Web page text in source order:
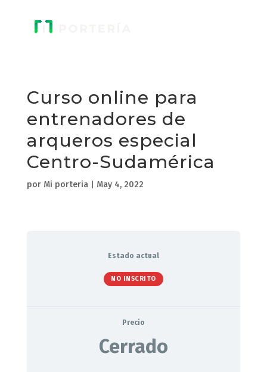
Curso online para
entrenadores de
arqueros especial
Centro-Sudamérica
por Mi porteria| May 4, 2022
Estado actual
NO INSCRITO
Precio
Cerrado